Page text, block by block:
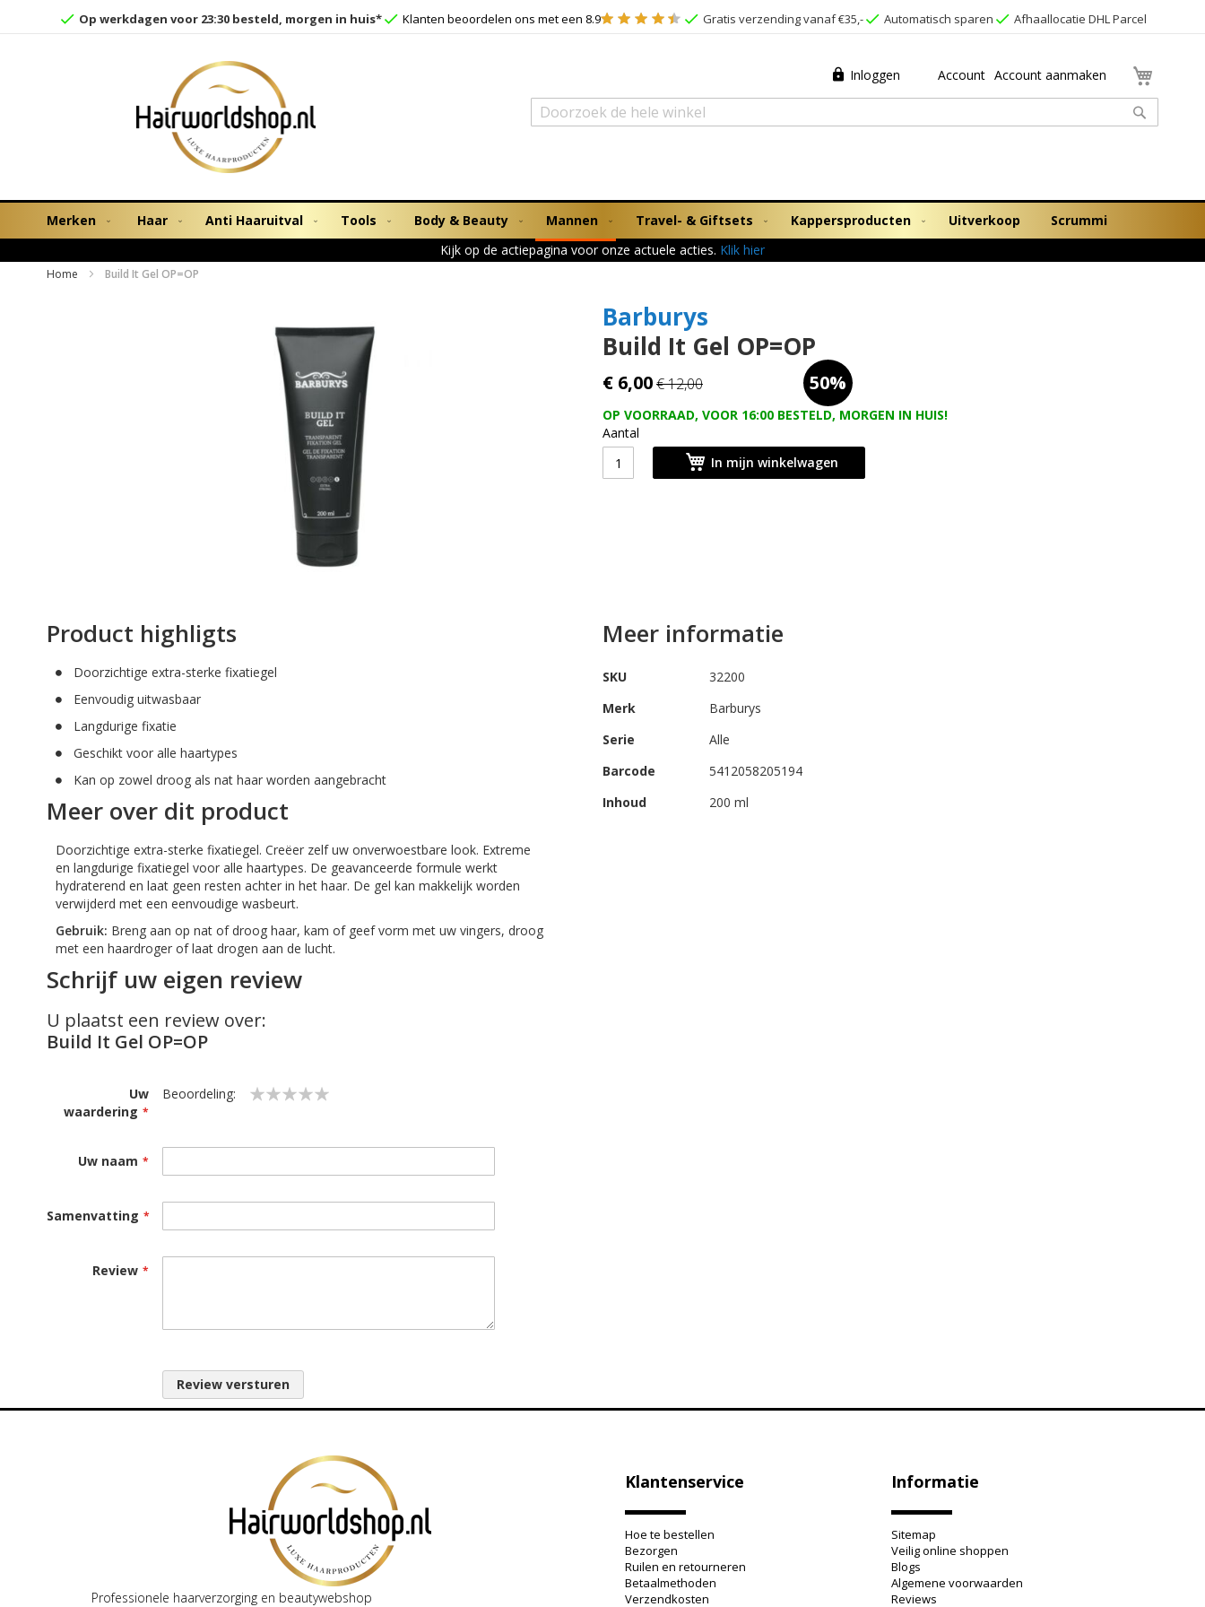
Op werkdagen voor 23:30 besteld, morgen in huis* Klanten beoordelen ons met een 8.9 Gratis verzending vanaf €35,- Automatisch sparen Afhaallocatie DHL Parcel
Inloggen Account Account aanmaken
Zoek
Merken Haar Anti Haaruitval Tools Body & Beauty Mannen Travel- & Giftsets Kappersproducten Uitverkoop
Scrummi
Kijk op de actiepagina voor onze actuele acties. Klik hier
Home Build It Gel OP=OP
Barburys
Build It Gel OP=OP
€ 6,00€ 12,00 50%
OP VOORRAAD, VOOR 16:00 BESTELD, MORGEN IN HUIS!
Aantal
In mijn winkelwagen
naar
het
van
de
gallerij
Product highligts
Doorzichtige extra-sterke fixatiegel
Eenvoudig uitwasbaar
Langdurige fixatie
Geschikt voor alle haartypes
Kan op zowel droog als nat haar worden aangebracht
Meer over dit product
Doorzichtige extra-sterke fixatiegel. Creëer zelf uw onverwoestbare look. Extreme
en langdurige fixatiegel voor alle haartypes. De geavanceerde formule werkt
hydraterend en laat geen resten achter in het haar. De gel kan makkelijk worden
verwijderd met een eenvoudige wasbeurt.
Gebruik: Breng aan op nat of droog haar, kam of geef vorm met uw vingers, droog
met een haardroger of laat drogen aan de lucht.
Schrijf uw eigen review
U plaatst een review over:
Build It Gel OP=OP
Uw
waardering
Beoordeling:
Uw naam
Samenvatting
Review
Review versturen
Meer informatie
SKU
32200
Merk
Barburys
Serie
Alle
Barcode
5412058205194
Inhoud
200 ml
Professionele haarverzorging en beautywebshop
Klantenservice
Hoe te bestellen
Bezorgen
Ruilen en retourneren
Betaalmethoden
Verzendkosten
Informatie
Sitemap
Veilig online shoppen
Blogs
Algemene voorwaarden
Reviews